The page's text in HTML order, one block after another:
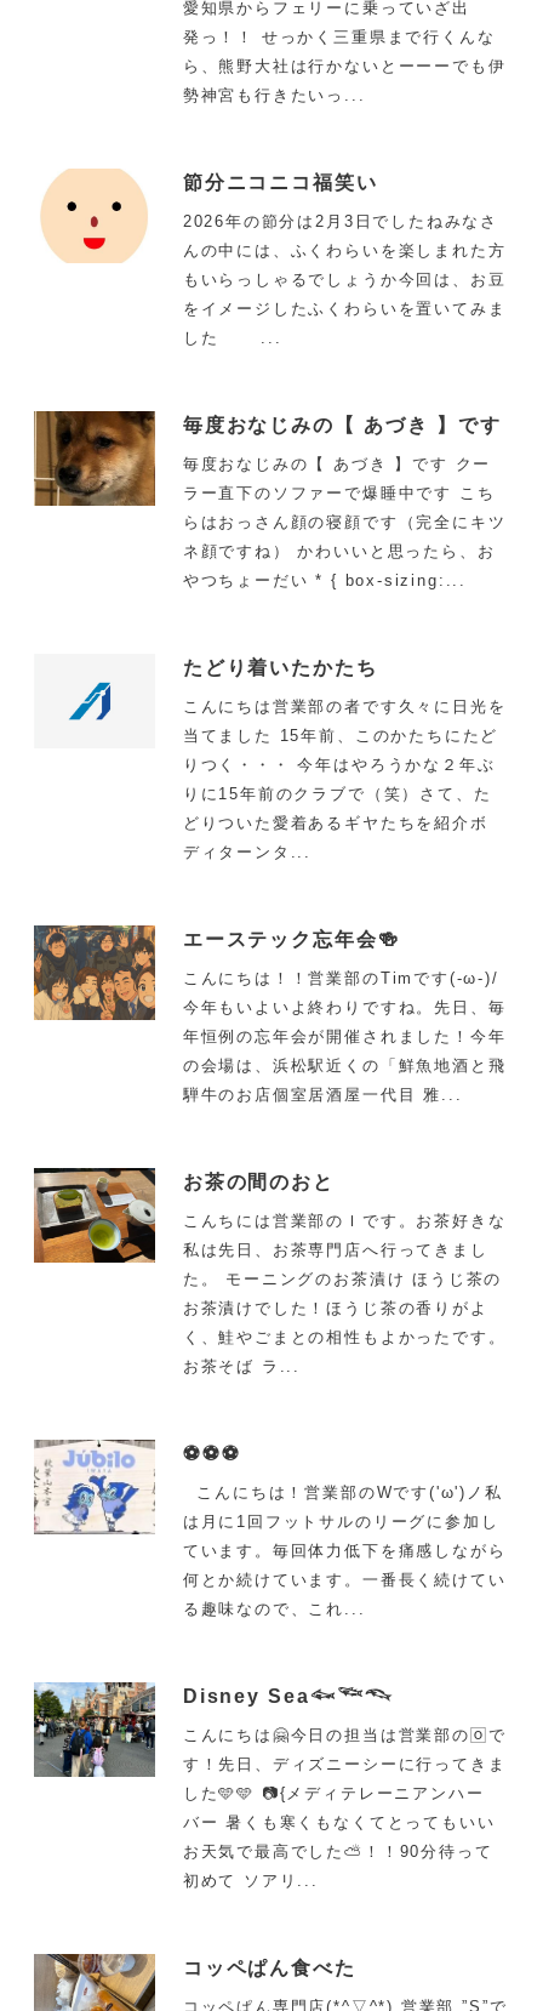
愛知県からフェリーに乗っていざ出
発っ！！ せっかく三重県まで行くんな
ら、熊野大社は行かないとーーーでも伊
勢神宮も行きたいっ...
節分ニコニコ福笑い
2026年の節分は2月3日でしたねみなさ
んの中には、ふくわらいを楽しまれた方
もいらっしゃるでしょうか今回は、お豆
をイメージしたふくわらいを置いてみま
した ...
毎度おなじみの【 あづき 】です
毎度おなじみの【 あづき 】です クー
ラー直下のソファーで爆睡中です こち
らはおっさん顔の寝顔です（完全にキツ
ネ顔ですね） かわいいと思ったら、お
やつちょーだい * { box-sizing:...
たどり着いたかたち
こんにちは営業部の者です久々に日光を
当てました 15年前、このかたちにたど
りつく・・・ 今年はやろうかな２年ぶ
りに15年前のクラブで（笑）さて、た
どりついた愛着あるギヤたちを紹介ボ
ディターンタ...
エーステック忘年会🍻
こんにちは！！営業部のTimです(-ω-)/
今年もいよいよ終わりですね。先日、毎
年恒例の忘年会が開催されました！今年
の会場は、浜松駅近くの「鮮魚地酒と飛
騨牛のお店個室居酒屋一代目 雅...
お茶の間のおと
こんちには営業部のＩです。お茶好きな
私は先日、お茶専門店へ行ってきまし
た。 モーニングのお茶漬け ほうじ茶の
お茶漬けでした！ほうじ茶の香りがよ
く、鮭やごまとの相性もよかったです。
お茶そば ラ...
⚽⚽⚽
こんにちは！営業部のWです('ω')ノ私
は月に1回フットサルのリーグに参加し
ています。毎回体力低下を痛感しながら
何とか続けています。一番長く続けてい
る趣味なので、これ...
Disney Sea𓆜𓆝𓆞
こんにちは🤗今日の担当は営業部の🄾で
す！先日、ディズニーシーに行ってきま
した🩵🩵 📷{メディテレーニアンハー
バー 暑くも寒くもなくてとってもいい
お天気で最高でした⛅！！90分待って
初めて ソアリ...
コッペぱん食べた
コッペぱん専門店(*^▽^*) 営業部 ”S”で